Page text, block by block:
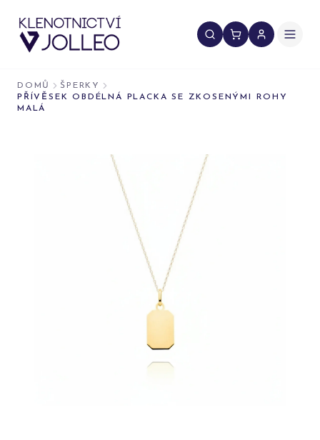
DOMŮ
ŠPERKY
PŘÍVĚSEK OBDÉLNÁ PLACKA SE ZKOSENÝMI ROHY
MALÁ